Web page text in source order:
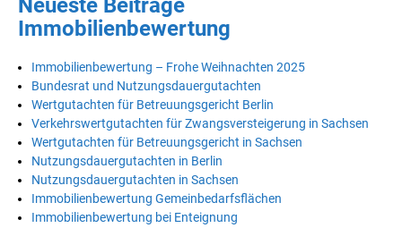
Neueste Beiträge
Immobilienbewertung
Immobilienbewertung – Frohe Weihnachten 2025
Bundesrat und Nutzungsdauergutachten
Wertgutachten für Betreuungsgericht Berlin
Verkehrswertgutachten für Zwangsversteigerung in Sachsen
Wertgutachten für Betreuungsgericht in Sachsen
Nutzungsdauergutachten in Berlin
Nutzungsdauergutachten in Sachsen
Immobilienbewertung Gemeinbedarfsflächen
Immobilienbewertung bei Enteignung